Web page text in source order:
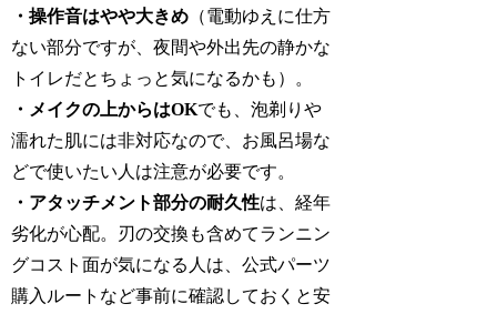
・操作音はやや大きめ （電動ゆえに仕方
ない部分ですが、夜間や外出先の静かな
トイレだとちょっと気になるかも）。
・メイクの上からはOKでも、泡剃りや
濡れた肌には非対応なので、お風呂場な
どで使いたい人は注意が必要です。
・アタッチメント部分の耐久性は、経年
劣化が心配。刃の交換も含めてランニン
グコスト面が気になる人は、公式パーツ
購入ルートなど事前に確認しておくと安